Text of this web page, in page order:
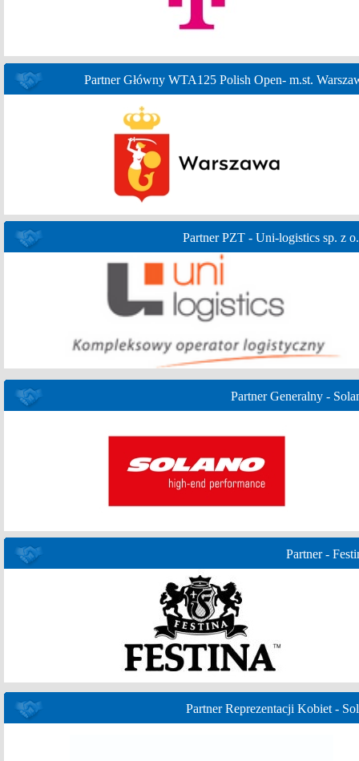
Partner Główny WTA125 Polish Open- m.st.
Partner PZT - Uni-logistics sp. z
Partner Generalny -
Partner -
Partner Reprezentacji Kobiet -